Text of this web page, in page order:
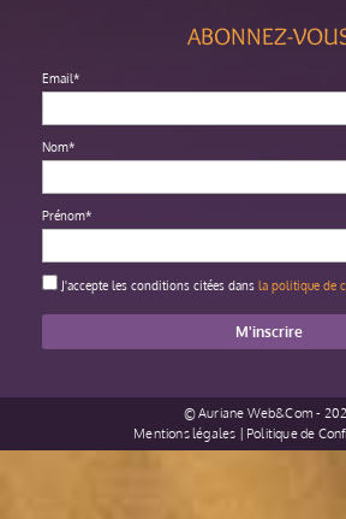
ABONNEZ-
Email*
Nom*
Prénom*
J'accepte les conditions citées dans la politique de
©Auriane Web&Com -
Mentions légales
Politique de